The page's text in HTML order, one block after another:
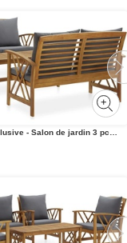
Maison Exclusive - Salon de jardin 3 pcs avec coussins Bois dacacia massif